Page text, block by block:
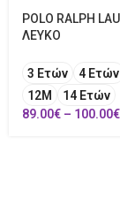
POLO RALPH
ΛΕΥΚΟ
3 Ετών 4 Ετών
12Μ
14 Ετών
89.00€ – 100.00€